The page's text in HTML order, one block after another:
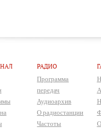
РАДИО
Программа
передач
Аудиоархив
О радиостанции
Частоты